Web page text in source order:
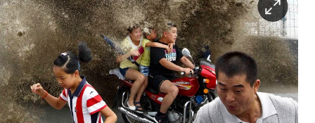
berlin
nord
wahrheit
verlag